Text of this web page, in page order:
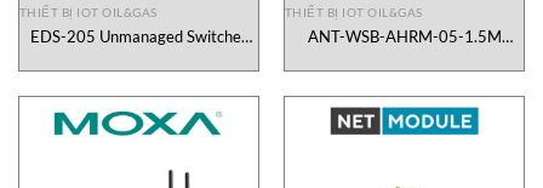
THIẾT BỊ IOT OIL&GAS
EDS-205 Unmanaged Switches
THIẾT BỊ IOT OIL&GAS
ANT-WSB-AHRM-05-1.5M